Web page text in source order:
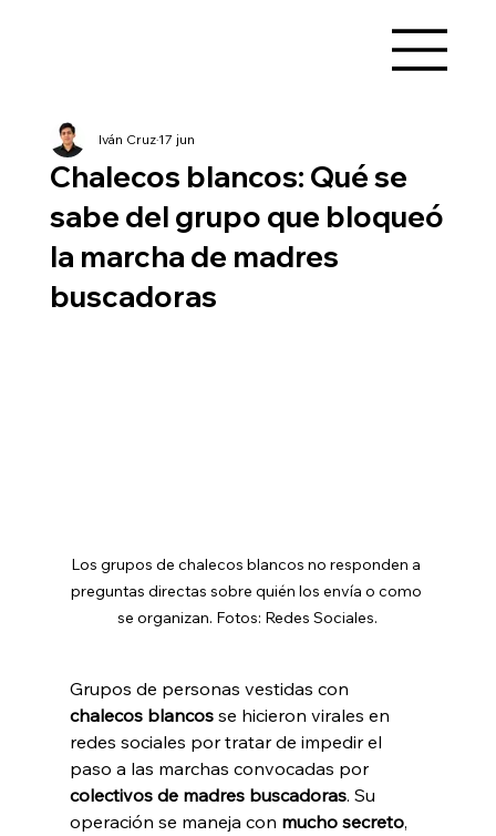
Chalecos blancos: Qué se
sabe del grupo que bloqueó
la marcha de madres
buscadoras
Iván Cruz17 jun
Los grupos de chalecos blancos no responden a
preguntas directas sobre quién los envía o como
se organizan. Fotos: Redes Sociales.
Grupos de personas vestidas con
chalecos blancos se hicieron virales en
redes sociales por tratar de impedir el
paso a las marchas convocadas por
colectivos de madres buscadoras. Su
operación se maneja con mucho secreto,